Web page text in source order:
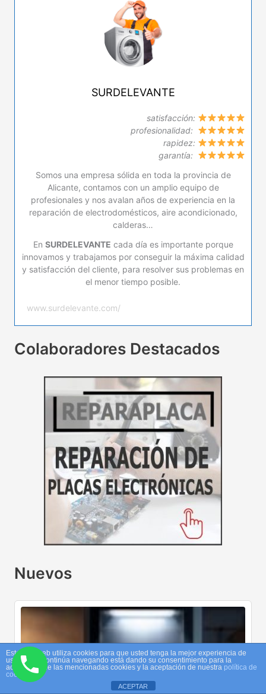
SURDELEVANTE
satisfacción:
profesionalidad:
rapidez:
garantía:
Somos una empresa sólida en toda la provincia de
Alicante, contamos con un amplio equipo de
profesionales y nos avalan años de experiencia en la
reparación de electrodomésticos, aire acondicionado,
calderas…
En SURDELEVANTE cada día es importante porque
innovamos y trabajamos por conseguir la máxima calidad
y satisfacción del cliente, para resolver sus problemas en
el menor tiempo posible.
www.surdelevante.com/
Colaboradores Destacados
Nuevos
Este sitio web utiliza cookies para que usted tenga la mejor experiencia de
usuario. Si continúa navegando está dando su consentimiento para la
aceptación de las mencionadas cookies y la aceptación de nuestra política de
cookies
ACEPTAR